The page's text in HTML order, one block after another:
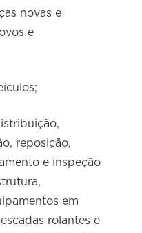
novas e
e
reposição,
e inspeção
em
rolantes e